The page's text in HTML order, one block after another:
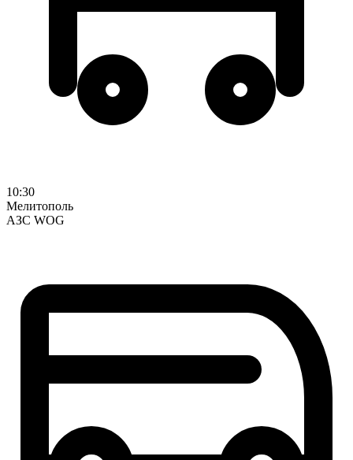
10:30
Мелитополь
АЗС WOG